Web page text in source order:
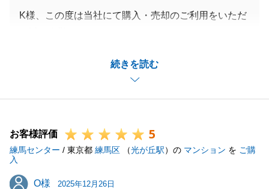
続きを読む
K様、この度は当社にて購入・売却のご利用をいただ
期待を超える対応を致します。
また、不動産のご相談がございましたらお気軽にお声
掛けいただけますと幸いです。
閉じる
お客様評価 5
練馬センター / 東京都 練馬区 （光が丘駅）の マンション を ご購
入
O様
O様 2025年12月26日